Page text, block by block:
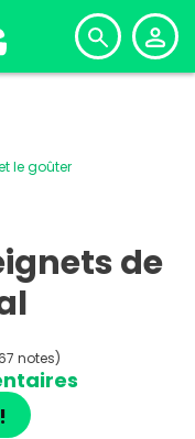
le goûter
de
notes)